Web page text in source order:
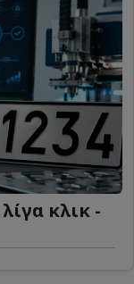
κλικ -